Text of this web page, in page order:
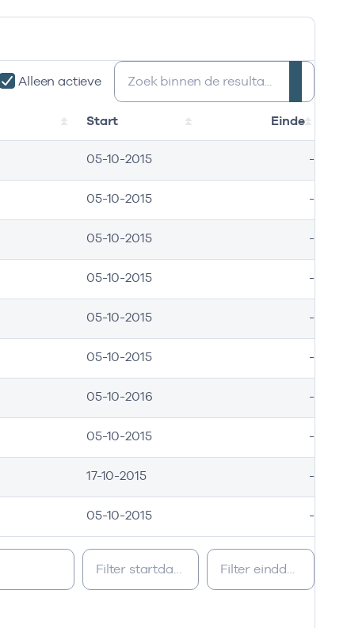
Alleen actieve
Zoeken:
Start Einde
05-10-2015 -
05-10-2015 -
05-10-2015 -
05-10-2015 -
05-10-2015 -
05-10-2015 -
05-10-2016 -
05-10-2015 -
17-10-2015 -
05-10-2015 -